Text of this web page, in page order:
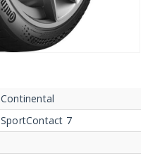
Continental
SportContact 7